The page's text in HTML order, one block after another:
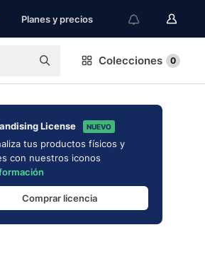
Planes y precios
Colecciones 0
License NUEVO
tus productos físicos y
con nuestros iconos
Comprar licencia